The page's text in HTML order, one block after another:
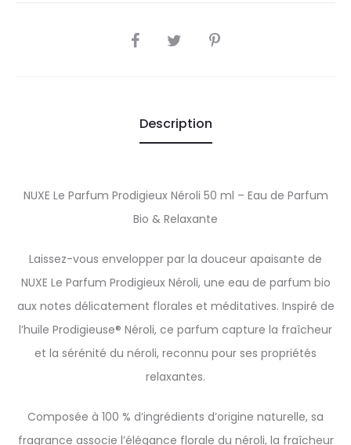
SHARE
Description
NUXE Le Parfum Prodigieux Néroli 50 ml – Eau de Parfum
Bio & Relaxante
Laissez-vous envelopper par la douceur apaisante de
NUXE Le Parfum Prodigieux Néroli, une eau de parfum bio
aux notes délicatement florales et méditatives. Inspiré de
l’huile Prodigieuse® Néroli, ce parfum capture la fraîcheur
et la sérénité du néroli, reconnu pour ses propriétés
relaxantes.
Composée à 100 % d’ingrédients d’origine naturelle, sa
fragrance associe l’élégance florale du néroli, la fraîcheur